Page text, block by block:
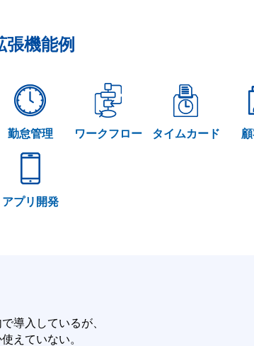
張機能例
勤怠管理 ワークフロー タイムカード
アプリ開発
導入しているが、
えていない。